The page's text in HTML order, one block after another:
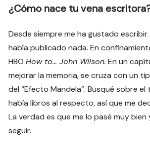
¿Cómo nace tu vena
Desde siempre me ha gustado escribir
había publicado nada. En
HBOHow to… John Wilson. En un
mejorar la memoria, se cruza con un
del “Efecto Mandela”. Busqué sobre el
había libros al respecto, así que me
La verdad es que me lo pasé muy
seguir.